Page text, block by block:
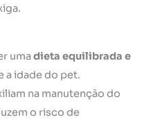
uma dieta equilibrada e
a idade do pet.
na manutenção do
o risco de